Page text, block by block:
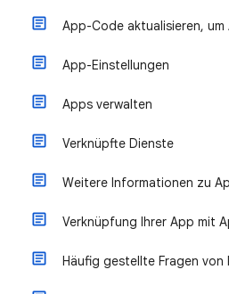
App-Code aktualisieren,
App-Einstellungen
Apps verwalten
Verknüpfte Dienste
Weitere Informationen zu
Verknüpfung Ihrer App mit
Häufig gestellte Fragen von